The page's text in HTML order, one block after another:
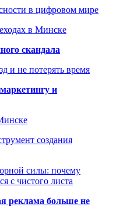
в цифровом мире
в Минске
скандала
и не потерять время
и
создания
силы: почему
с чистого листа
реклама больше не